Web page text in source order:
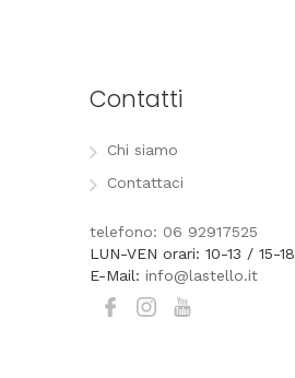
Contatti
Chi siamo
Contattaci
telefono: 06 92917525
LUN-VEN orari: 10-13 / 15-18
E-Mail: info@lastello.it